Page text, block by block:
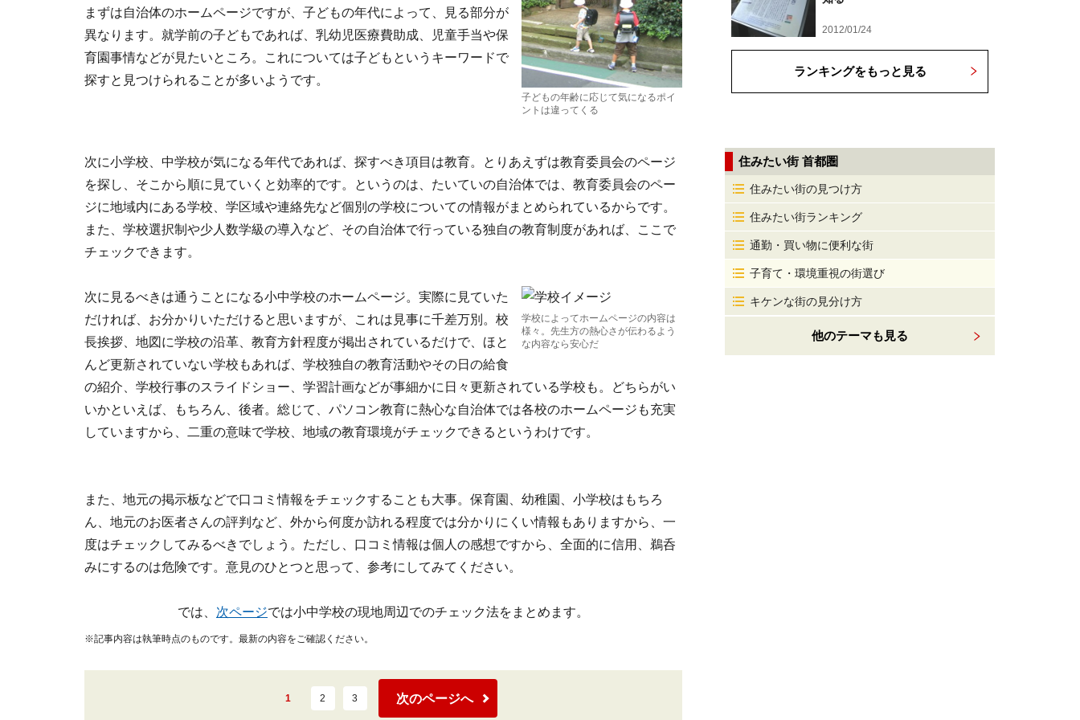
子どもの年齢に応じて気になるポイ
ントは違ってくる
まずは自治体のホームページですが、子どもの年代によって、見る部分が
異なります。就学前の子どもであれば、乳幼児医療費助成、児童手当や保
育園事情などが見たいところ。これについては子どもというキーワードで
探すと見つけられることが多いようです。
次に小学校、中学校が気になる年代であれば、探すべき項目は教育。とりあえずは教育委員会のページ
を探し、そこから順に見ていくと効率的です。というのは、たいていの自治体では、教育委員会のペー
ジに地域内にある学校、学区域や連絡先など個別の学校についての情報がまとめられているからです。
また、学校選択制や少人数学級の導入など、その自治体で行っている独自の教育制度があれば、ここで
チェックできます。
学校によってホームページの内容は
様々。先生方の熱心さが伝わるよう
な内容なら安心だ
次に見るべきは通うことになる小中学校のホームページ。実際に見ていた
だければ、お分かりいただけると思いますが、これは見事に千差万別。校
長挨拶、地図に学校の沿革、教育方針程度が掲出されているだけで、ほと
んど更新されていない学校もあれば、学校独自の教育活動やその日の給食
の紹介、学校行事のスライドショー、学習計画などが事細かに日々更新されている学校も。どちらがい
いかといえば、もちろん、後者。総じて、パソコン教育に熱心な自治体では各校のホームページも充実
していますから、二重の意味で学校、地域の教育環境がチェックできるというわけです。
また、地元の掲示板などで口コミ情報をチェックすることも大事。保育園、幼稚園、小学校はもちろ
ん、地元のお医者さんの評判など、外から何度か訪れる程度では分かりにくい情報もありますから、一
度はチェックしてみるべきでしょう。ただし、口コミ情報は個人の感想ですから、全面的に信用、鵜呑
みにするのは危険です。意見のひとつと思って、参考にしてみてください。
では、 次ページでは小中学校の現地周辺でのチェック法をまとめます。
※記事内容は執筆時点のものです。最新の内容をご確認ください。
1 2 3 次のページへ
2012/01/24
ランキングをもっと見る
住みたい街 首都圏
住みたい街の見つけ方
住みたい街ランキング
通勤・買い物に便利な街
子育て・環境重視の街選び
キケンな街の見分け方
他のテーマも見る